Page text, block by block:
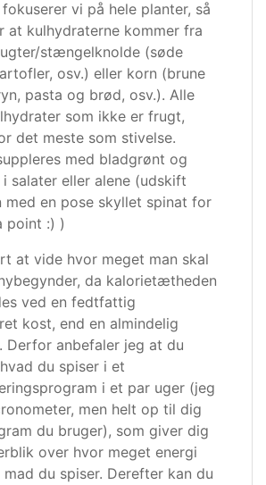
vi på hele planter, så
at kulhydraterne kommer fra
stængelknolde (søde
osv.) eller korn (brune
pasta og brød, osv.). Alle
som ikke er frugt,
det meste som stivelse.
med bladgrønt og
salater eller alene (udskift
med en pose skyllet spinat for
point :) )
at vide hvor meget man skal
da kalorietætheden
ved en fedtfattig
kost, end en almindelig
Derfor anbefaler jeg at du
du spiser i et
i et par uger (jeg
men helt op til dig
du bruger), som giver dig
over hvor meget energi
du spiser. Derefter kan du